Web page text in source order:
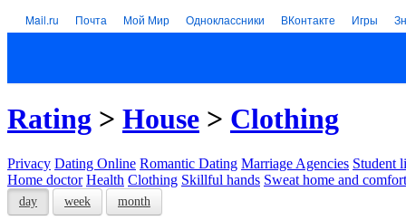
Mail.ru Почта Мой Мир Одноклассники ВКонтакте Игры
Rating > House > Clothing
Privacy Dating Online Romantic Dating Marriage Agencies Student
Home doctor Health Clothing Skillful hands Sweat home and comfort
day week month